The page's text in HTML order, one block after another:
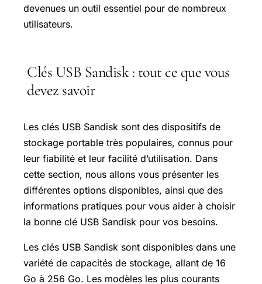
devenues un outil essentiel pour de nombreux
utilisateurs.
Clés USB Sandisk : tout ce que vous
devez savoir
Les clés USB Sandisk sont des dispositifs de
stockage portable très populaires, connus pour
leur fiabilité et leur facilité d’utilisation. Dans
cette section, nous allons vous présenter les
différentes options disponibles, ainsi que des
informations pratiques pour vous aider à choisir
la bonne clé USB Sandisk pour vos besoins.
Les clés USB Sandisk sont disponibles dans une
variété de capacités de stockage, allant de 16
Go à 256 Go. Les modèles les plus courants